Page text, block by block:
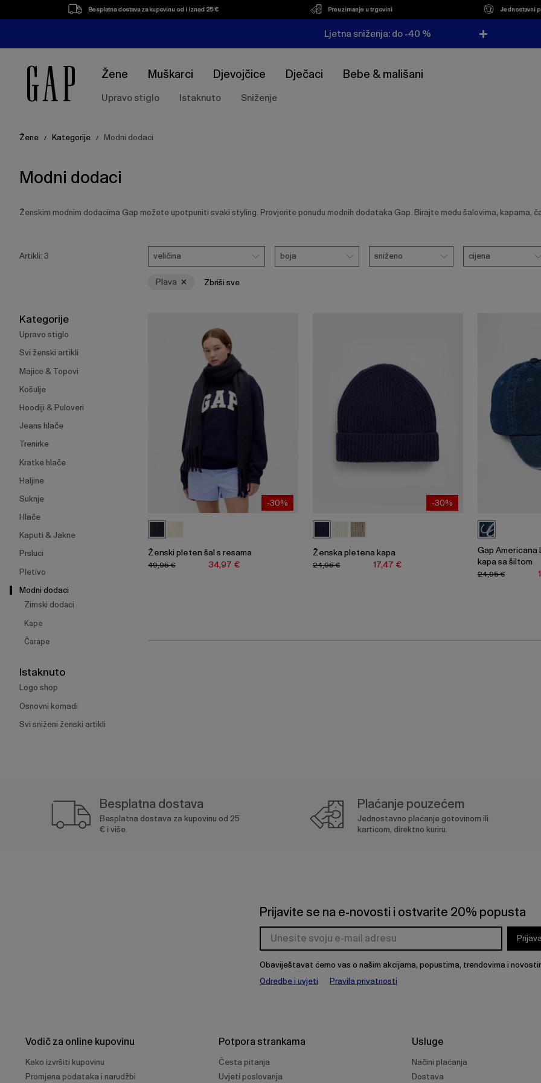
Besplatna dostava za kupovinu od i iznad 25 € Preuzimanje u trgovini Jednostavni
Ljetna sniženja: do -40 %
Žene Muškarci Djevojčice Dječaci Bebe & mališani
Upravo stiglo Istaknuto Sniženje
Žene / Kategorije / Modni dodaci
Modni dodaci
Ženskim modnim dodacima Gap možete upotpuniti svaki styling. Provjerite ponudu modnih dodataka Gap. Birajte među šalovima, kapama,
tipku
izbornika.
Artikli: 3
Veličina
veličina
Boja
boja
Sniženo
sniženo
Cijena
cijena
Plava Zbriši sve
Kategorije
Upravo stiglo
Svi ženski artikli
Majice & Topovi
Košulje
Hoodiji & Puloveri
Jeans hlače
Trenirke
Kratke hlače
Haljine
Suknje
Hlače
Kaputi & Jakne
Prsluci
Pletivo
Modni dodaci
Zimski dodaci
Kape
Čarape
Istaknuto
Logo shop
Osnovni komadi
Svi sniženi ženski artikli
Popis
proizvoda
-30%
Ženski pleten šal s resama
34,97 €
49,95 €
-30%
Ženska pletena kapa
17,47 €
24,95 €
Gap Americana
kapa sa šiltom
24,95 €
Besplatna dostava
Besplatna dostava za kupovinu od 25
€ i više.
Plaćanje pouzećem
Jednostavno plaćanje gotovinom ili
karticom, direktno kuriru.
Prijavite se na e-novosti i ostvarite 20% popusta
Obaviještavat ćemo vas o našim akcijama, popustima, trendovima i
Odredbe i uvjeti
Pravila privatnosti
Vodič za online kupovinu
Kako izvršiti kupovinu
Promjena podataka i narudžbi
Potpora strankama
Česta pitanja
Uvjeti poslovanja
Usluge
Načini plaćanja
Dostava